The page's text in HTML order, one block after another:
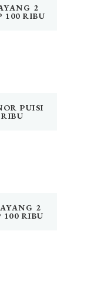
2
100 RIBU
PUISI
2
RIBU